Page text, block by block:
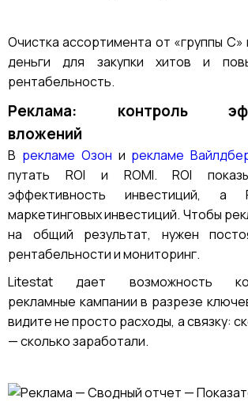
Очистка ассортимента от «группы
деньги для закупки хитов и
рентабельность.
Реклама: контроль
вложений
В рекламе Озон и рекламе
путать ROI и ROMI. ROI
эффективность инвестиций, а
маркетинговых инвестиций. Чтобы
на общий результат, нужен
рентабельности и мониторинг.
Litestat дает возможность
рекламные кампании в разрезе
видите не просто расходы, а связку:
— сколько заработали.